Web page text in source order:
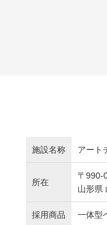
施設名称 アート
所在
〒990-
山形県
採用商品 一体型